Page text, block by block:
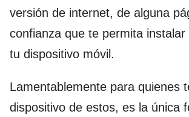
versión de internet, de alguna
confianza que te permita instalar
tu dispositivo móvil.
Lamentablemente para quienes
dispositivo de estos, es la única